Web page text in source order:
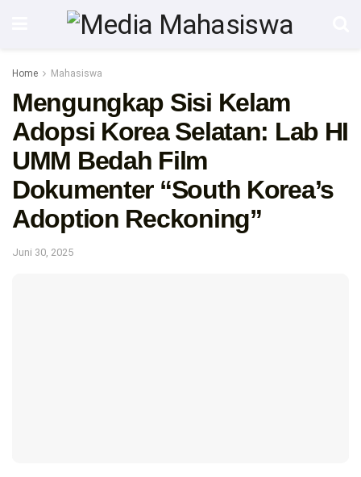
Home Mahasiswa
Mengungkap Sisi Kelam
Adopsi Korea Selatan: Lab HI
UMM Bedah Film
Dokumenter “South Korea’s
Adoption Reckoning”
Juni 30, 2025